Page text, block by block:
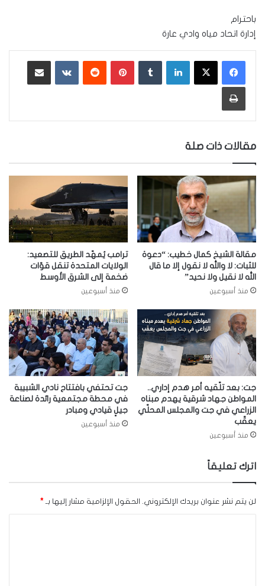
باحترام
إدارة اتحاد مياه وادي عارة
لينكدإن بينتيريست ‏VKontakte
طباعة
مقالات ذات صلة
مقالة الشيخ كمال خطيب: “دعوة
للثبات: لا والله لا نقول إلا ما قال
الله لا نقيل ولا نحيد”
منذ أسبوعين
ترامب يُمهّد الطريق للتصعيد:
الولايات المتحدة تنقل قوّات
ضخمة إلى الشرق الأوسط
منذ أسبوعين
جت: بعد تلّقيه أمر هدم إداري..
المواطن جهاد شرقية يهدم مبناه
الزراعي في جت والمجلس المحلّي
يعقّب
منذ أسبوعين
جت تحتفي بافتتاح نادي الشبيبة
في محطة مجتمعية رائدة لصناعة
جيلٍ قيادي ومبادر
منذ أسبوعين
اترك تعليقاً
لن يتم نشر عنوان بريدك الإلكتروني. الحقول الإلزامية مشار إليها بـ *